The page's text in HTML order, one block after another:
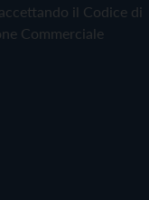
il Codice di
Commerciale